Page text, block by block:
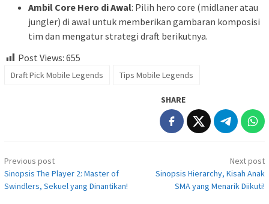
Ambil Core Hero di Awal: Pilih hero core (midlaner atau
jungler) di awal untuk memberikan gambaran komposisi
tim dan mengatur strategi draft berikutnya.
Post Views: 655
Draft Pick Mobile Legends Tips Mobile Legends
SHARE
Post
navigation
Previous post
Sinopsis The Player 2: Master of
Swindlers, Sekuel yang Dinantikan!
Next post
Sinopsis Hierarchy, Kisah Anak
SMA yang Menarik Diikuti!